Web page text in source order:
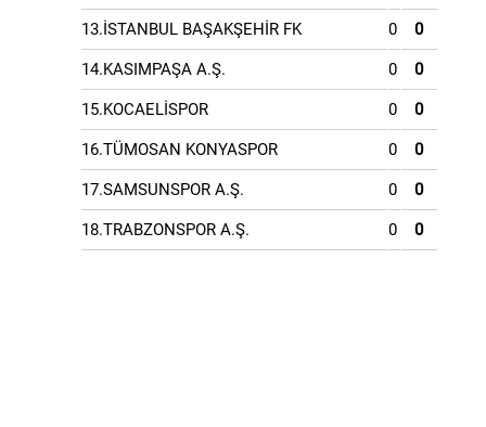
13.İSTANBUL BAŞAKŞEHİR FK 0 0
14.KASIMPAŞA A.Ş. 0 0
15.KOCAELİSPOR 0 0
16.TÜMOSAN KONYASPOR 0 0
17.SAMSUNSPOR A.Ş. 0 0
18.TRABZONSPOR A.Ş. 0 0